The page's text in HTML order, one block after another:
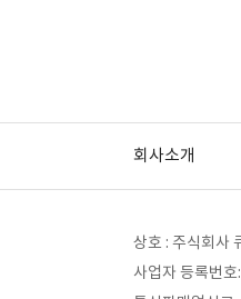
회사소개
상호 : 주식회사
사업자 등록번